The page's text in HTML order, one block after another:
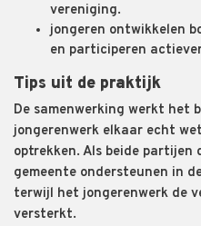
vereniging.
jongeren ontwikkelen
en participeren
Tips uit de praktijk
De samenwerking werkt het
jongerenwerk elkaar echt
optrekken. Als beide partijen
gemeente ondersteunen in
terwijl het jongerenwerk de
versterkt.